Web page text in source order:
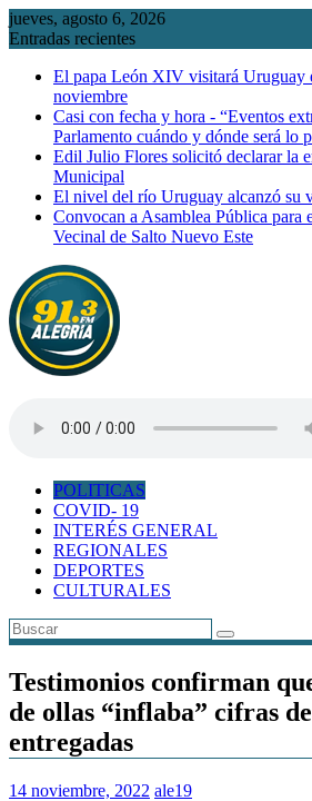
Saltar
al
jueves, agosto 6, 2026
Entradas recientes
El papa León XIV visitará Uruguay
noviembre
Casi con fecha y hora - “Eventos
Parlamento cuándo y dónde será lo
Edil Julio Flores solicitó declarar la
Municipal
El nivel del río Uruguay alcanzó su
Convocan a Asamblea Pública para
Vecinal de Salto Nuevo Este
POLITICAS
COVID- 19
INTERÉS GENERAL
REGIONALES
DEPORTES
CULTURALES
Testimonios confirman
de ollas “inflaba” cifras
entregadas
14 noviembre, 2022 ale19